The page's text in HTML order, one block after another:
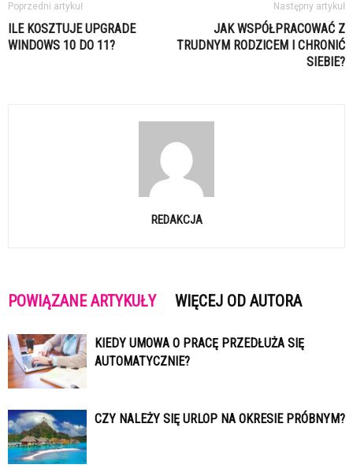
Poprzedni artykuł
ILE KOSZTUJE UPGRADE
WINDOWS 10 DO 11?
Następny artykuł
JAK WSPÓŁPRACOWAĆ Z
TRUDNYM RODZICEM I CHRONIĆ
SIEBIE?
REDAKCJA
POWIĄZANE ARTYKUŁY WIĘCEJ OD AUTORA
KIEDY UMOWA O PRACĘ PRZEDŁUŻA SIĘ
AUTOMATYCZNIE?
CZY NALEŻY SIĘ URLOP NA OKRESIE PRÓBNYM?